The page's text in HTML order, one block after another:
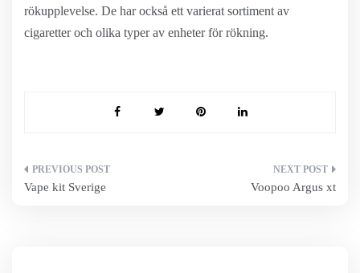
rökupplevelse. De har också ett varierat sortiment av
cigaretter och olika typer av enheter för rökning.
Inläggsnavigering
Vape kit Sverige Voopoo Argus xt